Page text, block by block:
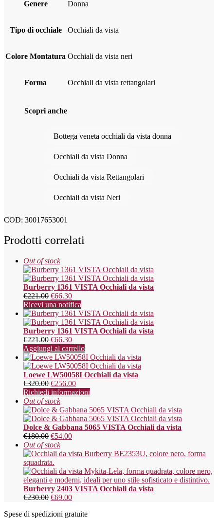
Genere donna
Tipo di occhiale Occhiali da vista
Colore Montatura Occhiali da vista neri
Forma Occhiali da vista rettangolari
Scopri anche
Bottega veneta occhiali da vista donna
Occhiali da vista Donna
Occhiali da vista Rettangolari
Occhiali da vista Neri
COD: 30017653001
Prodotti correlati
Out of stock
Burberry 1361 VISTA Occhiali da vista
€221.00 €66.30
Ricevi una notifica
Burberry 1361 VISTA Occhiali da vista
€221.00 €66.30
Aggiungi al carrello
Loewe LW50058I Occhiali da vista
€320.00 €256.00
Richiedi informazioni
Out of stock
Dolce & Gabbana 5065 VISTA Occhiali da vista
€180.00 €54.00
Out of stock
Burberry 2403 VISTA Occhiali da vista
€230.00 €69.00
Spese di spedizioni gratuite